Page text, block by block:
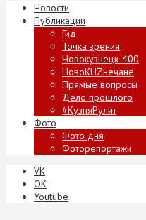
Новости
Публикации
Гид
Точка зрения
Новокузнецк-400
НовоKUZнечане
Прямые вопросы
Дело прошлого
#КузняРулит
Фото
Фото дня
Фоторепортажи
VK
ОК
Youtube